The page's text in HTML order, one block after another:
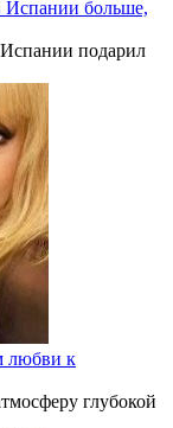
Испании больше,
подарил
любви к
глубокой